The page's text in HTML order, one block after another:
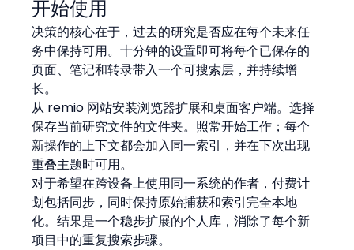
开始使用
决策的核心在于，过去的研究是否应在每个未来任
务中保持可用。十分钟的设置即可将每个已保存的
页面、笔记和转录带入一个可搜索层，并持续增
长。
从 remio 网站安装浏览器扩展和桌面客户端。选择
保存当前研究文件的文件夹。照常开始工作；每个
新操作的上下文都会加入同一索引，并在下次出现
重叠主题时可用。
对于希望在跨设备上使用同一系统的作者，付费计
划包括同步，同时保持原始捕获和索引完全本地
化。结果是一个稳步扩展的个人库，消除了每个新
项目中的重复搜索步骤。